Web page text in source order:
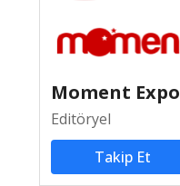
Moment Expo
Editöryel
Takip Et